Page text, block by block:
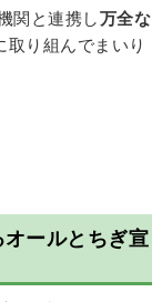
関と連携し万全な
取り組んでまいり
オールとちぎ宣